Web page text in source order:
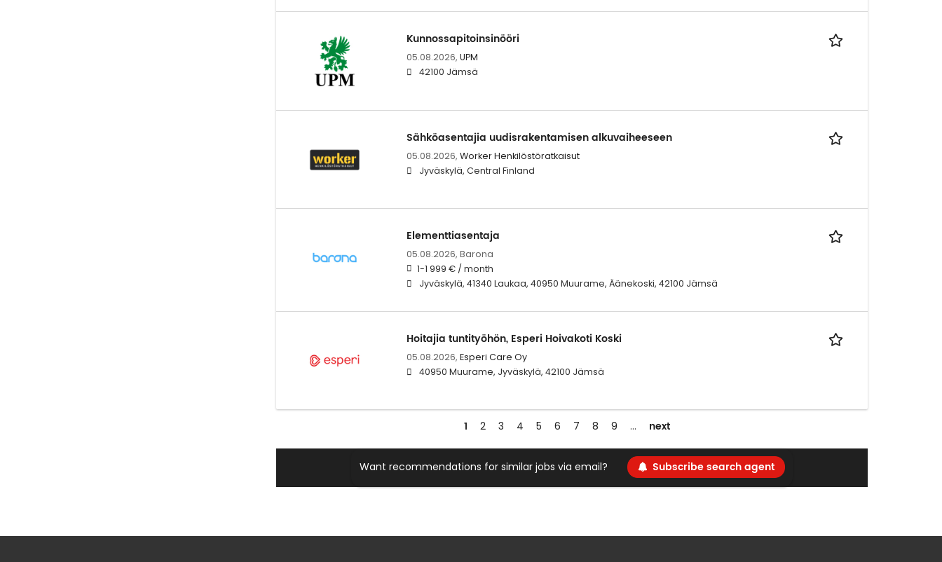
Kunnossapitoinsinööri
05.08.2026, UPM
42100 Jämsä
Sähköasentajia uudisrakentamisen alkuvaiheeseen
05.08.2026, Worker Henkilöstöratkaisut
Jyväskylä, Central Finland
Elementtiasentaja
05.08.2026, Barona
1-1 999 € / month
Jyväskylä, 41340 Laukaa, 40950 Muurame, Äänekoski, 42100 Jämsä
Hoitajia tuntityöhön, Esperi Hoivakoti Koski
05.08.2026, Esperi Care Oy
40950 Muurame, Jyväskylä, 42100 Jämsä
1 2 3 4 5 6 7 8 9 … next
Want recommendations for similar jobs via email? Subscribe search agent